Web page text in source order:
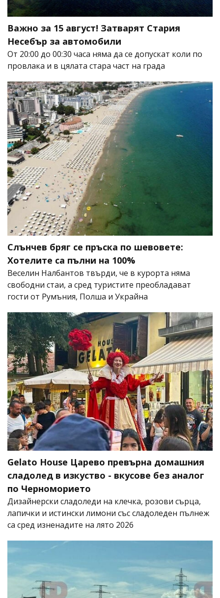
Важно за 15 август! Затварят Стария
Несебър за автомобили
От 20:00 до 00:30 часа няма да се допускат коли по
провлака и в цялата стара част на града
Слънчев бряг се пръска по шевовете:
Хотелите са пълни на 100%
Веселин Налбантов твърди, че в курорта няма
свободни стаи, а сред туристите преобладават
гости от Румъния, Полша и Украйна
Gelato House Царево превърна домашния
сладолед в изкуство - вкусове без аналог
по Черноморието
Дизайнерски сладоледи на клечка, розови сърца,
лапички и истински лимони със сладоледен пълнеж
са сред изненадите на лято 2026